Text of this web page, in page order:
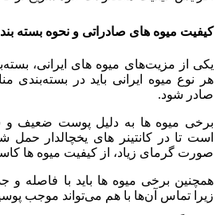
کیفیت میوه های صادراتی و نحوه بسته
یکی از مزیت‌های میوه های ایرانی،
هر نوع میوه ایرانی باید در
صادر شود.
برخی میوه ها به دلیل پوست ضعیف و
است تا در کانتینر های یخچالدار
صورت گرمای زیاد، از کیفیت میوه ها
همچنین برخی میوه ها باید با فاصله و
زیرا تماس آن‌ها با هم می‌تواند موجب